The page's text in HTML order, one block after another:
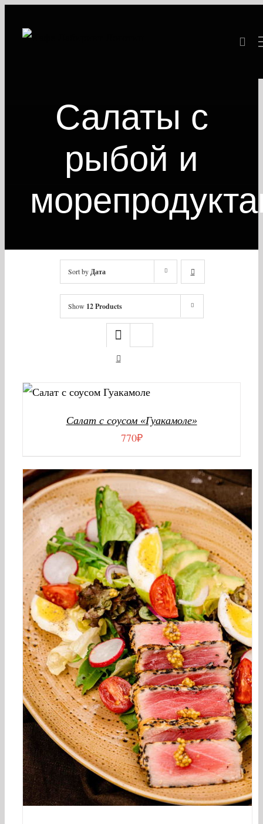
Салаты с
рыбой и
Sort byДата
Show 12 Products
ДЕТАЛИ
Салат с соусом «Гуакамоле»
770₽
В КОРЗИНУ / ДЕТАЛИ